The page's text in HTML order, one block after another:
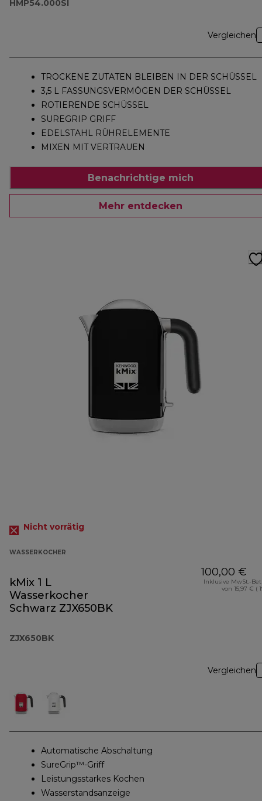
HMP54.000SI
Vergleichen
TROCKENE ZUTATEN BLEIBEN IN DER SCHÜSSEL
3,5 L FASSUNGSVERMÖGEN DER SCHÜSSEL
ROTIERENDE SCHÜSSEL
SUREGRIP GRIFF
EDELSTAHL RÜHRELEMENTE
MIXEN MIT VERTRAUEN
Benachrichtige mich
Mehr entdecken
Nicht vorrätig
WASSERKOCHER
kMix 1 L
Wasserkocher
Schwarz ZJX650BK
ZJX650BK
100,00 €
Inklusive MwSt.-
von 15,97 € (
Vergleichen
Automatische Abschaltung
SureGrip™-Griff
Leistungsstarkes Kochen
Wasserstandsanzeige